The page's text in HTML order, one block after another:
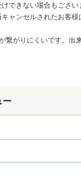
できない場合もござい
ャンセルされたお客様
繋がりにくいです。